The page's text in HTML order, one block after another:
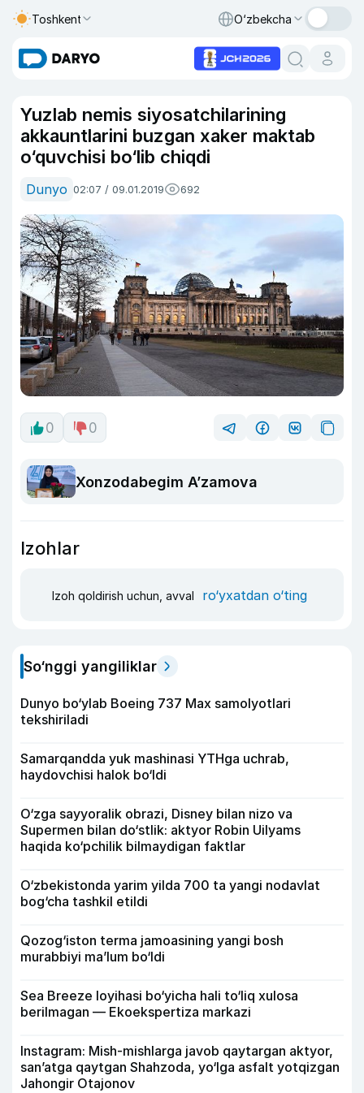
Toshkent O‘zbekcha
Yuzlab nemis siyosatchilarining
akkauntlarini buzgan xaker maktab
o‘quvchisi bo‘lib chiqdi
Dunyo 02:07 / 09.01.2019 692
0 0
Xonzodabegim A’zamova
Izohlar
Izoh qoldirish uchun, avval ro‘yxatdan o‘ting
So‘nggi yangiliklar
Dunyo bo‘ylab Boeing 737 Max samolyotlari
tekshiriladi
Samarqandda yuk mashinasi YTHga uchrab,
haydovchisi halok bo‘ldi
O‘zga sayyoralik obrazi, Disney bilan nizo va
Supermen bilan do‘stlik: aktyor Robin Uilyams
haqida ko‘pchilik bilmaydigan faktlar
O‘zbekistonda yarim yilda 700 ta yangi nodavlat
bog‘cha tashkil etildi
Qozog‘iston terma jamoasining yangi bosh
murabbiyi ma’lum bo‘ldi
Sea Breeze loyihasi bo‘yicha hali to‘liq xulosa
berilmagan — Ekoekspertiza markazi
Instagram: Mish-mishlarga javob qaytargan aktyor,
san’atga qaytgan Shahzoda, yo‘lga asfalt yotqizgan
Jahongir Otajonov